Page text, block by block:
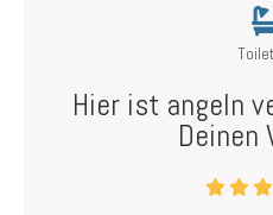
Hier ist angeln
Deinen